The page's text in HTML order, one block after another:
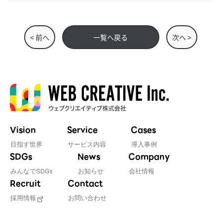
< 前へ 一覧へ戻る 次へ >
Vision
目指す世界
Service
サービス内容
Cases
導入事例
SDGs
みんなでSDGs
News
お知らせ
Company
会社情報
Recruit
採用情報
Contact
お問い合わせ